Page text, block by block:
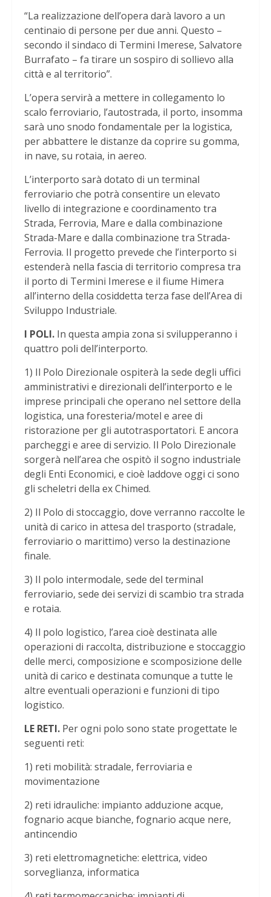
“La realizzazione dell’opera darà lavoro a un
centinaio di persone per due anni. Questo –
secondo il sindaco di Termini Imerese, Salvatore
Burrafato – fa tirare un sospiro di sollievo alla
città e al territorio”.
L’opera servirà a mettere in collegamento lo
scalo ferroviario, l’autostrada, il porto, insomma
sarà uno snodo fondamentale per la logistica,
per abbattere le distanze da coprire su gomma,
in nave, su rotaia, in aereo.
L’interporto sarà dotato di un terminal
ferroviario che potrà consentire un elevato
livello di integrazione e coordinamento tra
Strada, Ferrovia, Mare e dalla combinazione
Strada-Mare e dalla combinazione tra Strada-
Ferrovia. Il progetto prevede che l’interporto si
estenderà nella fascia di territorio compresa tra
il porto di Termini Imerese e il fiume Himera
all’interno della cosiddetta terza fase dell’Area di
Sviluppo Industriale.
I POLI. In questa ampia zona si svilupperanno i
quattro poli dell’interporto.
1) Il Polo Direzionale ospiterà la sede degli uffici
amministrativi e direzionali dell’interporto e le
imprese principali che operano nel settore della
logistica, una foresteria/motel e aree di
ristorazione per gli autotrasportatori. E ancora
parcheggi e aree di servizio. Il Polo Direzionale
sorgerà nell’area che ospitò il sogno industriale
degli Enti Economici, e cioè laddove oggi ci sono
gli scheletri della ex Chimed.
2) Il Polo di stoccaggio, dove verranno raccolte le
unità di carico in attesa del trasporto (stradale,
ferroviario o marittimo) verso la destinazione
finale.
3) Il polo intermodale, sede del terminal
ferroviario, sede dei servizi di scambio tra strada
e rotaia.
4) Il polo logistico, l’area cioè destinata alle
operazioni di raccolta, distribuzione e stoccaggio
delle merci, composizione e scomposizione delle
unità di carico e destinata comunque a tutte le
altre eventuali operazioni e funzioni di tipo
logistico.
LE RETI. Per ogni polo sono state progettate le
seguenti reti:
1) reti mobilità: stradale, ferroviaria e
movimentazione
2) reti idrauliche: impianto adduzione acque,
fognario acque bianche, fognario acque nere,
antincendio
3) reti elettromagnetiche: elettrica, video
sorveglianza, informatica